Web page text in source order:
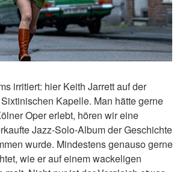
irritiert: hier Keith Jarrett auf der
Kapelle. Man hätte gerne
Oper erlebt, hören wir eine
Jazz-Solo-Album der Geschichte
wurde. Mindestens genauso gerne
wie er auf einem wackeligen